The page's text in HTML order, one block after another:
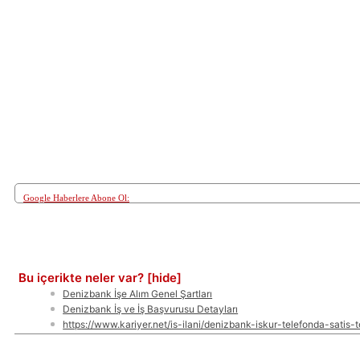
Google Haberlere Abone Ol:
Bu içerikte neler var? [hide]
Denizbank İşe Alım Genel Şartları
Denizbank İş ve İş Başvurusu Detayları
https://www.kariyer.net/is-ilani/denizbank-iskur-telefonda-satis-